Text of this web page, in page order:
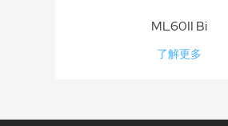
ML60II Bi
了解更多